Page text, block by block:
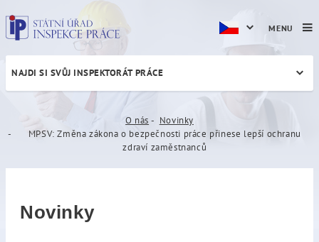
MPSV: Změna zákona o
NAJDI SI SVŮJ INSPEKTORÁT PRÁCE
O nás
Novinky
MPSV: Změna zákona o bezpečnosti práce přinese lepší ochranu
zdraví zaměstnanců
Novinky
MENU